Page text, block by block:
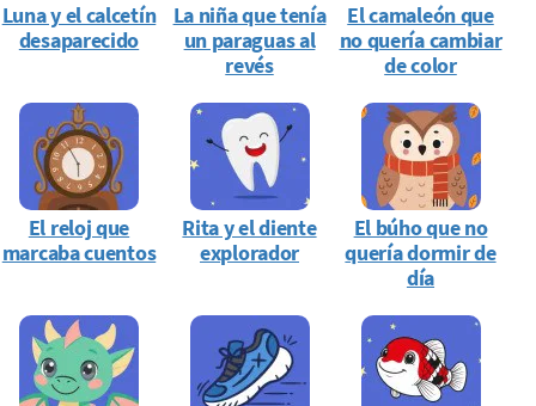
Luna y el calcetín
desaparecido
La niña que tenía
un paraguas al
revés
El camaleón que
no quería cambiar
de color
El reloj que
marcaba cuentos
Rita y el diente
explorador
El búho que no
quería dormir de
día